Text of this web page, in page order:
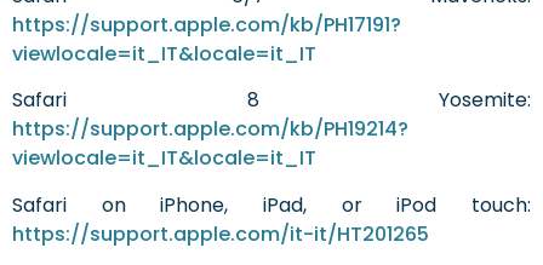
https://support.apple.com/kb/PH17191?
viewlocale=it_IT&locale=it_IT
Safari 8 Yosemite:
https://support.apple.com/kb/PH19214?
viewlocale=it_IT&locale=it_IT
Safari on iPhone, iPad, or iPod touch:
https://support.apple.com/it-it/HT201265